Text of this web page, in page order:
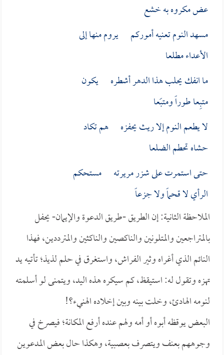
عض مكروه به خشع
مسهد النوم تعنيه أموركم يروم منها إلى
الأعداء مطلعا
ما انفك يحلب هذا الدهر أشطره يكون
متبِعا طوراً ومتبَعا
لا يطعم النوم إلا ريث يحفزه هم تكاد
حشاه تحطم الضلعا
حتى استمرت على شزر مريرته مستحكم
الرأي لا قحماً ولا جزعاً
الملاحظة الثانية: إن الطريق -طريق الدعوة والإيمان- يحفل
بالمتراجعين والمتلونين والناكصين والناكثين والمترددين، فهذا
النائم الذي أغراه وثير الفراش، واستغرق في حلم لذيذ؛ تأتيه يد
تهزه وتقول له: استيقظ، كم سيكره هذه اليد، ويتمنى لو أسلمته
لنومه الهادئ، وخلت بينه وبين إخلاده الهنيء؟!
البعض يوقظه أبوه أو أمه ولهم عنده أرفع المكانة؛ فيصرخ في
وجوههم بعنف ويتصرف بعصبية، وهكذا حال بعض المدعوين